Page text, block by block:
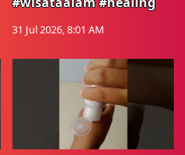
31 Jul 2026, 8:01 AM